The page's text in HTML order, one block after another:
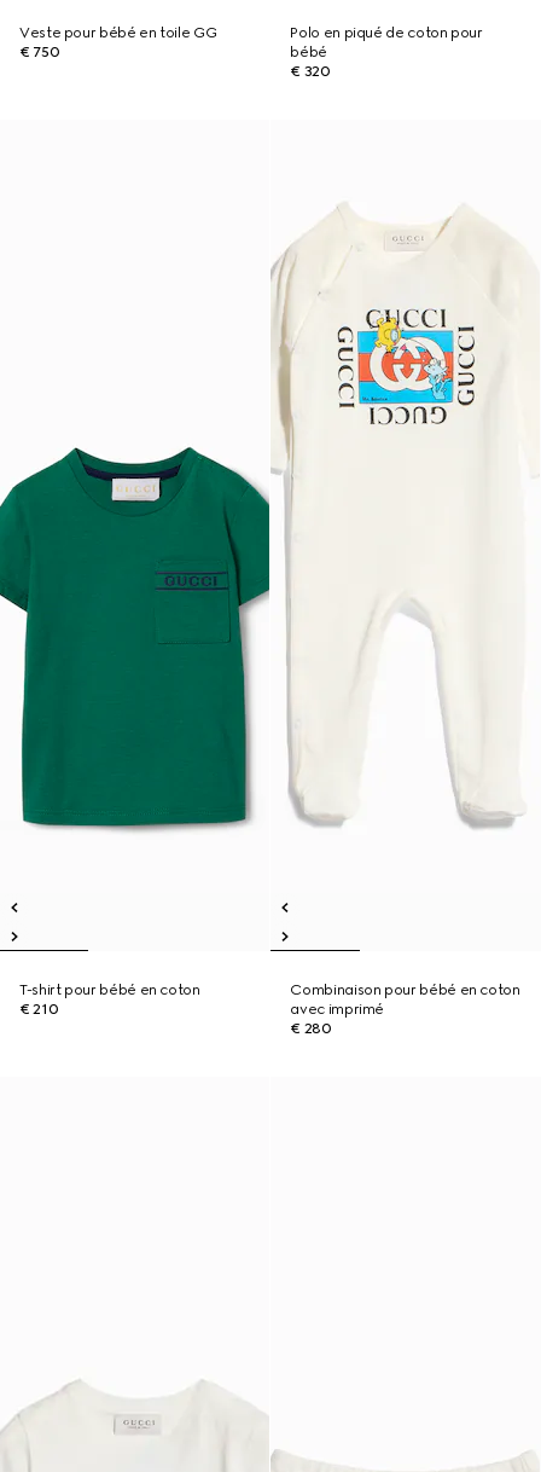
Veste pour bébé en toile GG
€ 750
Polo en piqué de coton pour
bébé
€ 320
T-shirt pour bébé en coton
€ 210
Combinaison pour bébé en coton
avec imprimé
€ 280